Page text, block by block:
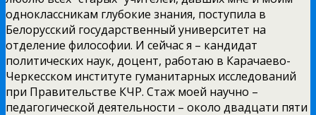
одноклассникам глубокие знания, поступила в
Белорусский государственный университет на
отделение философии. И сейчас я – кандидат
политических наук, доцент, работаю в Карачаево-
Черкесском институте гуманитарных исследований
при Правительстве КЧР. Стаж моей научно –
педагогической деятельности – около двадцати пяти